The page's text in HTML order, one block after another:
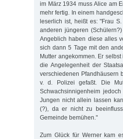
im März 1934 muss Alice am
mehr fertig. In einem
leserlich ist, heißt es: "Frau
anderen jüngeren
Angeblich haben diese alles
sich dann 5 Tage mit den
Mutter angekommen. Er
die Angelegenheit der
verschiedenen Pfandhäusern
v. d. Polizei gefaßt. Die
Schwachsinnigenheim
Jungen nicht allein lassen
(?), da er nicht zu
Gemeinde bemühen."
Zum Glück für Werner kam